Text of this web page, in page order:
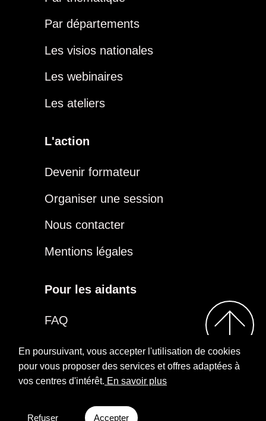
Par départements
Les visios nationales
Les webinaires
Les ateliers
L'action
Devenir formateur
Organiser une session
Nous contacter
Mentions légales
Pour les aidants
FAQ
Être aidant
Aidants
Facebook
En poursuivant, vous accepter l'utilisation de cookies
pour vous proposer des services et offres adaptées à
vos centres d'intérêt. En savoir plus
Refuser Accepter